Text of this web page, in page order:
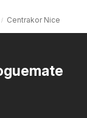
Centrakor Nice